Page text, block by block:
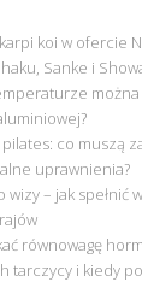
koi w ofercie
Sanke i
co muszą
uprawnienia?
wizy – jak spełnić
równowagę
tarczycy i kiedy